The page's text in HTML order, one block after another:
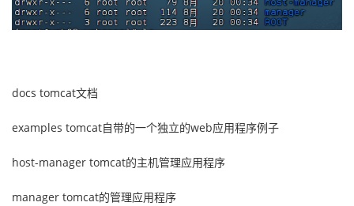
docs tomcat文档
examples tomcat自带的一个独立的web应用程序例子
host-manager tomcat的主机管理应用程序
manager tomcat的管理应用程序